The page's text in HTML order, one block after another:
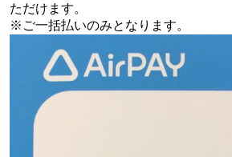
ただけます。
※ご一括払いのみとなります。